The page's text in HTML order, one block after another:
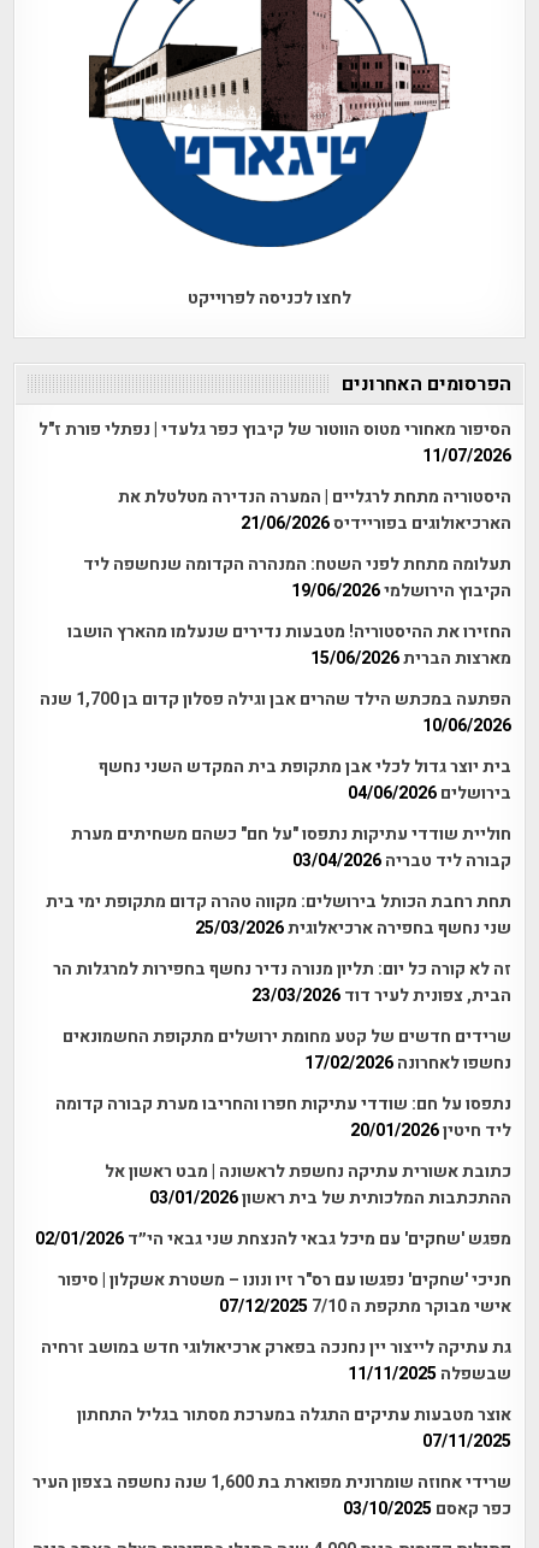
לחצו לכניסה לפרוייקט
הפרסומים האחרונים
הסיפור מאחורי מטוס הווטור של קיבוץ כפר גלעדי | נפתלי פורת ז"ל
11/07/2026
היסטוריה מתחת לרגליים | המערה הנדירה מטלטלת את
הארכיאולוגים בפוריידיס21/06/2026
תעלומה מתחת לפני השטח: המנהרה הקדומה שנחשפה ליד
הקיבוץ הירושלמי19/06/2026
החזירו את ההיסטוריה! מטבעות נדירים שנעלמו מהארץ הושבו
מארצות הברית15/06/2026
הפתעה במכתש הילד שהרים אבן וגילה פסלון קדום בן 1,700 שנה
10/06/2026
בית יוצר גדול לכלי אבן מתקופת בית המקדש השני נחשף
בירושלים 04/06/2026
חוליית שודדי עתיקות נתפסו "על חם" כשהם משחיתים מערת
קבורה ליד טבריה 03/04/2026
תחת רחבת הכותל בירושלים: מקווה טהרה קדום מתקופת ימי בית
שני נחשף בחפירה ארכיאלוגית25/03/2026
זה לא קורה כל יום: תליון מנורה נדיר נחשף בחפירות למרגלות הר
הבית, צפונית לעיר דוד 23/03/2026
שרידים חדשים של קטע מחומת ירושלים מתקופת החשמונאים
נחשפו לאחרונה 17/02/2026
נתפסו על חם: שודדי עתיקות חפרו והחריבו מערת קבורה קדומה
ליד חיטין20/01/2026
כתובת אשורית עתיקה נחשפת לראשונה | מבט ראשון אל
ההתכתבות המלכותית של בית ראשון03/01/2026
מפגש 'שחקים' עם מיכל גבאי להנצחת שני גבאי הי״ד 02/01/2026
חניכי 'שחקים' נפגשו עם רס"ר זיו ונונו – משטרת אשקלון | סיפור
אישי מבוקר מתקפת ה 7/10
07/12/2025
גת עתיקה לייצור יין נחנכה בפארק ארכיאולוגי חדש במושב זרחיה
שבשפלה 11/11/2025
אוצר מטבעות עתיקים התגלה במערכת מסתור בגליל התחתון
07/11/2025
שרידי אחוזה שומרונית מפוארת בת 1,600 שנה נחשפה בצפון העיר
כפר קאסם 03/10/2025